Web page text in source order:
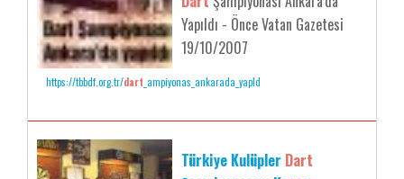
Yapıldı - Önce Vatan Gazetesi
19/10/2007
https://tbbdf.org.tr/dart _ampiyonas_ankarada_yapld
Türkiye Kulüpler Dart